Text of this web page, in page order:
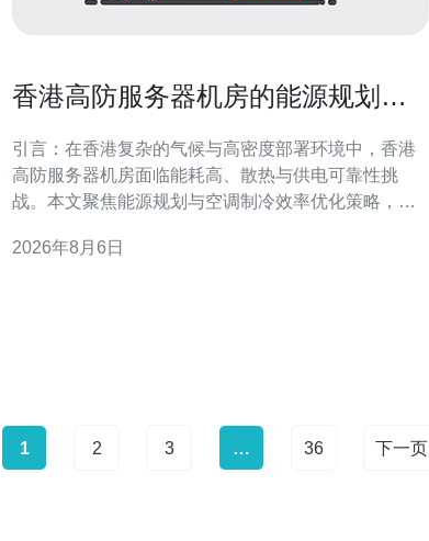
香港高防服务器机房的能源规划与
引言：在香港复杂的气候与高密度部署环境中，香港
高防服务器机房面临能耗高、散热与供电可靠性挑
战。本文聚焦能源规划与空调制冷效率优化策略，提
续发展。 能源规划要点与需求评估 制定能源规划首先
2026年8月6日
1 2 3 … 36 下一页